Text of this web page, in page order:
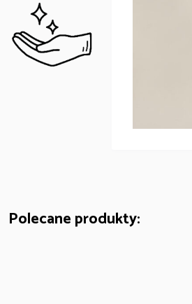
Aby
unikając
używać
przedmiotów
Polecane produkty: